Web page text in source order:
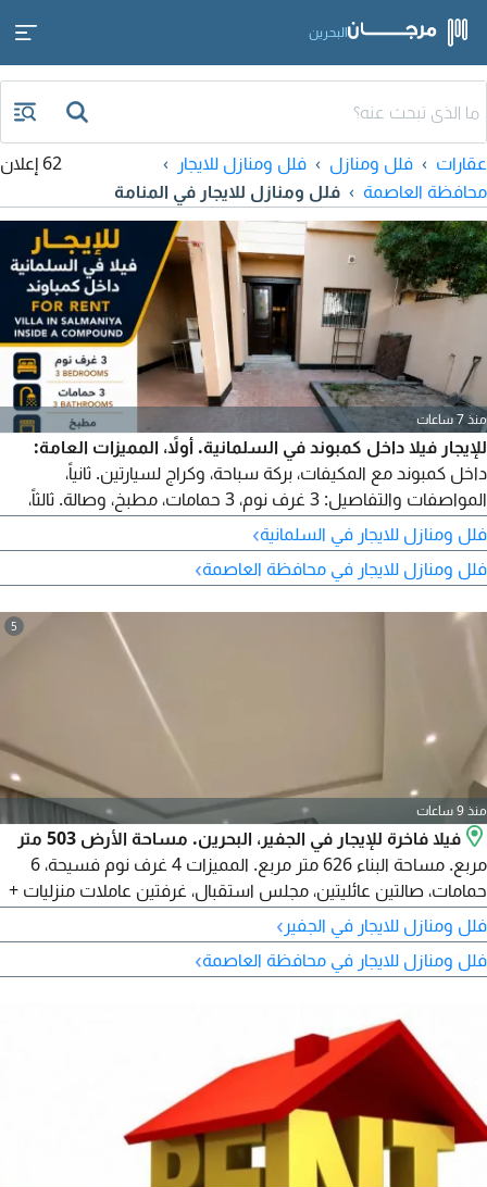
البحرين
عقارات فلل ومنازل
فلل ومنازل للايجار
محافظة العاصمة
فلل ومنازل للايجار في المنامة
62 إعلان
منذ 7 ساعات
للإيجار فيلا داخل كمبوند في السلمانية. أولاً، المميزات العامة:
داخل كمبوند مع المكيفات، بركة سباحة، وكراج لسيارتين. ثانياً،
المواصفات والتفاصيل: 3 غرف نوم، 3 حمامات، مطبخ، وصالة. ثالثاً،
السعر والتواصل: الإيجار 550 دينار بحريني. للتواصل: البرج الجديد
للعقارات. الدولة: البحرين.
فلل ومنازل للايجار في السلمانية›
فلل ومنازل للايجار في محافظة العاصمة›
5
منذ 9 ساعات
فيلا فاخرة للإيجار في الجفير‎، البحرين. مساحة الأرض 503 متر
مربع. مساحة البناء 626 متر مربع. المميزات 4 غرف نوم فسيحة، 6
حمامات، صالتين عائليتين، مجلس استقبال، غرفتين عاملات منزليات +
غرفة سائق، مطبخين حديثين، صالة رياضية، موقفين سيارات مظللين،
حديقة واسعة. الإيجار 1200 دينار بحريني، غير شامل الكهرباء والماء
فلل ومنازل للايجار في الجفير‎ ›
فلل ومنازل للايجار في محافظة العاصمة›